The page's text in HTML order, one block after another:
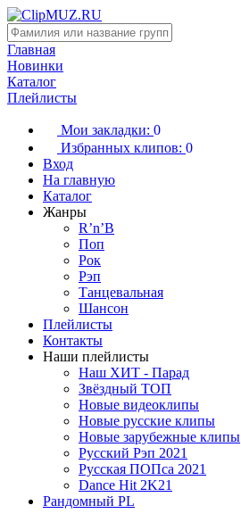
Главная
Новинки
Каталог
Плейлисты
Мои закладки: 0
Избранных клипов: 0
Вход
На главную
Каталог
Жанры
R’n’B
Поп
Рок
Рэп
Танцевальная
Шансон
Плейлисты
Контакты
Наши плейлисты
Наш ХИТ - Парад
Звёздный ТОП
Новые видеоклипы
Новые русские клипы
Новые зарубежные клипы
Русский Рэп 2021
Русская ПОПса 2021
Dance Hit 2K21
Рандомный PL